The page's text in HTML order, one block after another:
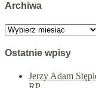
Archiwa
Archiwa
Ostatnie wpisy
Jerzy Adam